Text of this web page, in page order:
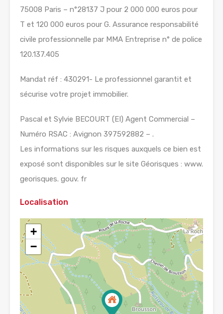
75008 Paris – n°28137 J pour 2 000 000 euros pour
T et 120 000 euros pour G. Assurance responsabilité
civile professionnelle par MMA Entreprise n° de police
120.137.405
Mandat réf : 430291- Le professionnel garantit et
sécurise votre projet immobilier.
Pascal et Sylvie BECOURT (EI) Agent Commercial –
Numéro RSAC : Avignon 397592882 – .
Les informations sur les risques auxquels ce bien est
exposé sont disponibles sur le site Géorisques : www.
georisques. gouv. fr
Localisation
+
−